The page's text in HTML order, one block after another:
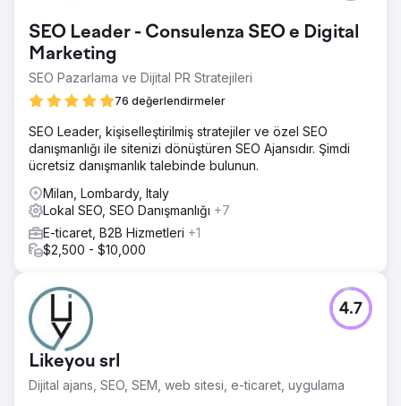
SEO Leader - Consulenza SEO e Digital
Marketing
SEO Pazarlama ve Dijital PR Stratejileri
76 değerlendirmeler
SEO Leader, kişiselleştirilmiş stratejiler ve özel SEO
danışmanlığı ile sitenizi dönüştüren SEO Ajansıdır. Şimdi
ücretsiz danışmanlık talebinde bulunun.
Milan, Lombardy, Italy
Lokal SEO, SEO Danışmanlığı +7
E-ticaret, B2B Hizmetleri +1
$2,500 - $10,000
Likeyou srl
Dijital ajans, SEO, SEM, web sitesi, e-ticaret, uygulama
4.7